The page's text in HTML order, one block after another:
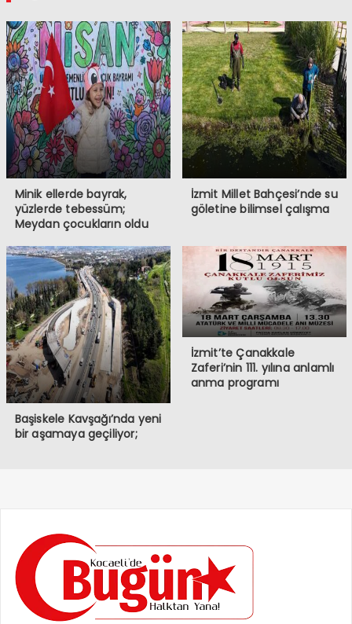
Minik ellerde bayrak,
yüzlerde tebessüm;
Meydan çocukların oldu
İzmit Millet Bahçesi’nde su
göletine bilimsel çalışma
Başiskele Kavşağı’nda yeni
bir aşamaya geçiliyor;
İzmit’te Çanakkale
Zaferi’nin 111. yılına anlamlı
anma programı